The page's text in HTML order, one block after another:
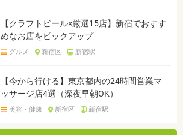
【クラフトビール×厳選15店】新宿でおすす
めなお店をピックアップ
グルメ 新宿区 新宿駅
【今から行ける】東京都内の24時間営業マ
ッサージ店4選（深夜早朝OK）
美容・健康 新宿区 新宿駅